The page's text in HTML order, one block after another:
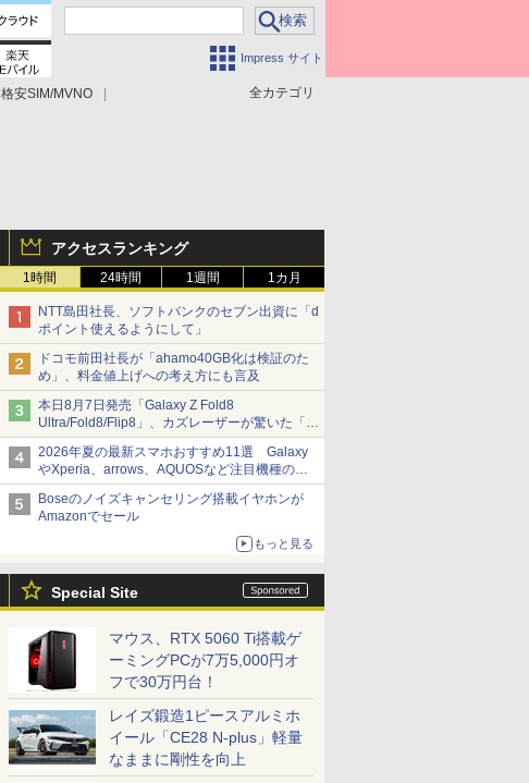
Impress サイト
全カテゴリ
格安SIM/MVNO
アクセスランキング
1時間 24時間 1週間 1カ月
NTT島田社長、ソフトバンクのセブン出資に「d
ポイント使えるようにして」
ドコモ前田社長が「ahamo40GB化は検証のた
め」、料金値上げへの考え方にも言及
本日8月7日発売「Galaxy Z Fold8
Ultra/Fold8/Flip8」、カズレーザーが驚いた「そ
ば屋のメニュー並みの薄さ」
2026年夏の最新スマホおすすめ11選 Galaxy
やXperia、arrows、AQUOSなど注目機種の特
徴は
Boseのノイズキャンセリング搭載イヤホンが
Amazonでセール
もっと見る
Special Site
マウス、RTX 5060 Ti搭載ゲ
ーミングPCが7万5,000円オ
フで30万円台！
レイズ鍛造1ピースアルミホ
イール「CE28 N-plus」軽量
なままに剛性を向上